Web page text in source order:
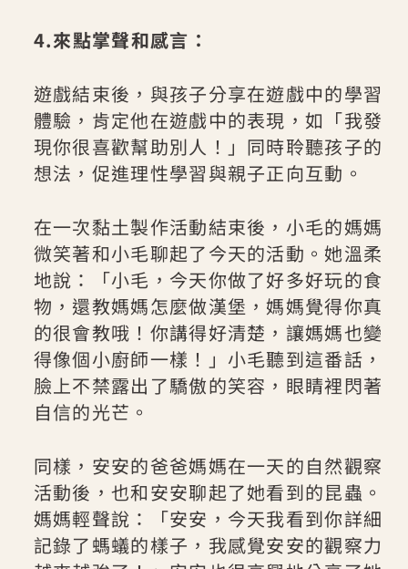
4.來點掌聲和感言：
遊戲結束後，與孩子分享在遊戲中的學習
體驗，肯定他在遊戲中的表現，如「我發
現你很喜歡幫助別人！」同時聆聽孩子的
想法，促進理性學習與親子正向互動。
在一次黏土製作活動結束後，小毛的媽媽
微笑著和小毛聊起了今天的活動。她溫柔
地說：「小毛，今天你做了好多好玩的食
物，還教媽媽怎麼做漢堡，媽媽覺得你真
的很會教哦！你講得好清楚，讓媽媽也變
得像個小廚師一樣！」小毛聽到這番話，
臉上不禁露出了驕傲的笑容，眼睛裡閃著
自信的光芒。
同樣，安安的爸爸媽媽在一天的自然觀察
活動後，也和安安聊起了她看到的昆蟲。
媽媽輕聲說：「安安，今天我看到你詳細
記錄了螞蟻的樣子，我感覺安安的觀察力